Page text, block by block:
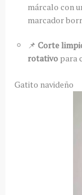
márcalo con
marcador
📌 Corte
rotativopara
Gatito navideño